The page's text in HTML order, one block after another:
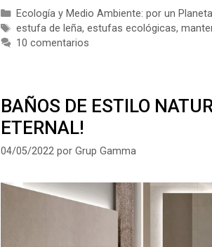
Categorías
Ecología y Medio Ambiente: por un
Etiquetas
estufa de leña, estufas ecológicas,
10 comentarios
BAÑOS DE ESTILO
ETERNAL!
04/05/2022 por Grup Gamma